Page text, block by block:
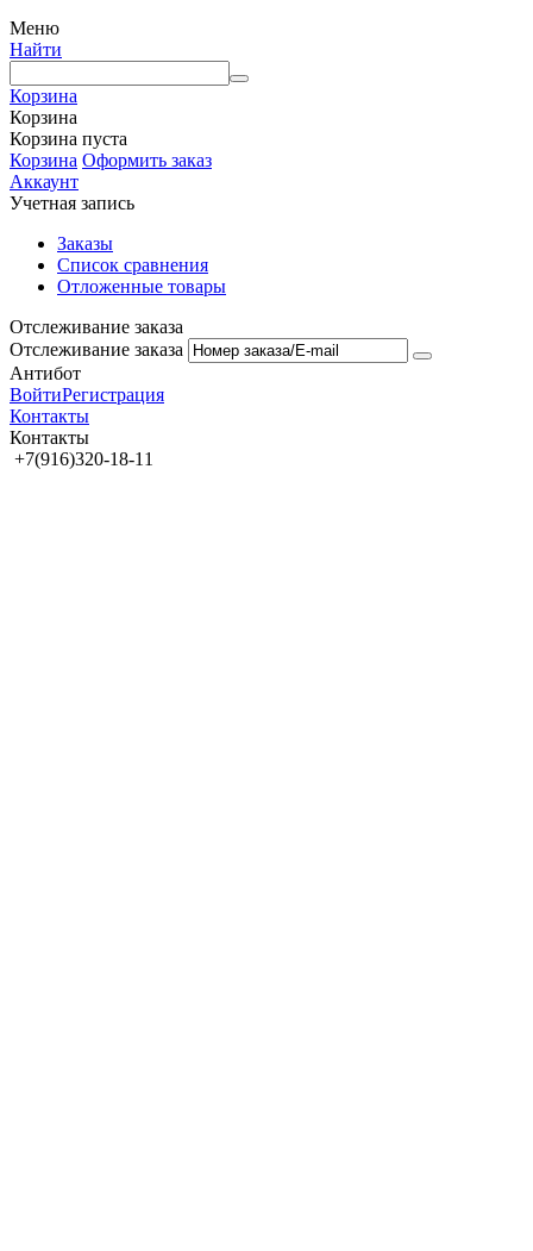
Меню
Найти
Корзина
Корзина
Корзина пуста
Корзина Оформить заказ
Аккаунт
Учетная запись
Заказы
Список сравнения
Отложенные товары
Отслеживание заказа
Отслеживание заказа
Антибот
ВойтиРегистрация
Контакты
Контакты
+7(916)320-18-11